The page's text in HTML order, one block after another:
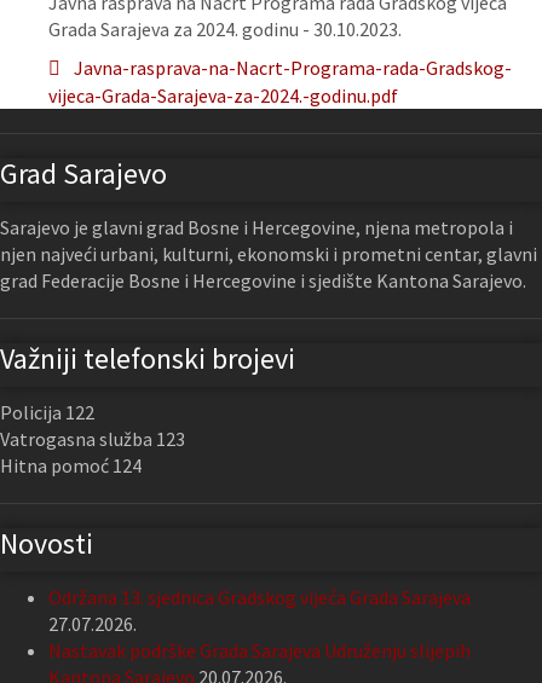
Grada Sarajeva za 2024. godinu - 30.10.2023.
Javna-rasprava-na-Nacrt-Programa-rada-Gradskog-
vijeca-Grada-Sarajeva-za-2024.-godinu.pdf
Grad Sarajevo
Sarajevo je glavni grad Bosne i Hercegovine, njena metropola i
njen najveći urbani, kulturni, ekonomski i prometni centar, glavni
grad Federacije Bosne i Hercegovine i sjedište Kantona Sarajevo.
Važniji telefonski brojevi
Policija 122
Vatrogasna služba 123
Hitna pomoć 124
Novosti
Održana 13. sjednica Gradskog vijeća Grada Sarajeva
27.07.2026.
Nastavak podrške Grada Sarajeva Udruženju slijepih
Kantona Sarajevo 20.07.2026.